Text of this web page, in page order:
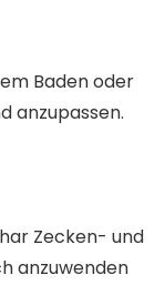
Baden oder
anzupassen.
Zecken- und
anzuwenden